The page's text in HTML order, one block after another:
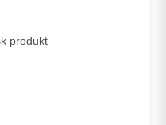
produkt